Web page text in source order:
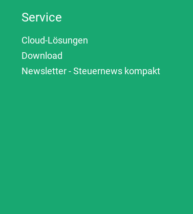
Service
Cloud-Lösungen
Download
Newsletter - Steuernews kompakt